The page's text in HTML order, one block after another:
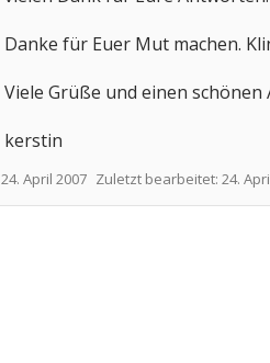
Danke für Euer Mut machen.
Viele Grüße und einen schönen
kerstin
24. April 2007 Zuletzt bearbeitet: 24.